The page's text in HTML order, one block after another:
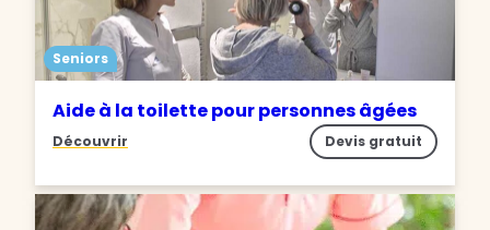
Seniors
Aide à la toilette pour personnes âgées
Découvrir Devis gratuit